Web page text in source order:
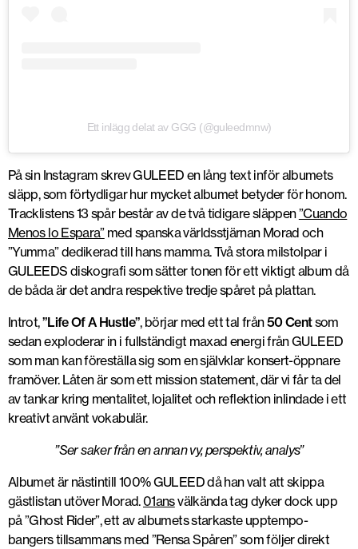
Ett inlägg delat av GGG (@guleedmnw)
På sin Instagram skrev GULEED en lång text inför albumets
släpp, som förtydligar hur mycket albumet betyder för honom.
Tracklistens 13 spår består av de två tidigare släppen”Cuando
Menos lo Espara”med spanska världsstjärnan Morad och
”Yumma” dedikerad till hans mamma. Två stora milstolpar i
GULEEDS diskografi som sätter tonen för ett viktigt album då
de båda är det andra respektive tredje spåret på plattan.
Introt,”Life Of A Hustle”, börjar med ett tal från50 Centsom
sedan exploderar in i fullständigt maxad energi från GULEED
som man kan föreställa sig som en självklar konsert-öppnare
framöver. Låten är som ett mission statement, där vi får ta del
av tankar kring mentalitet, lojalitet och reflektion inlindade i ett
kreativt använt vokabulär.
”Ser saker från en annan vy, perspektiv, analys”
Albumet är nästintill 100% GULEED då han valt att skippa
gästlistan utöver Morad.01ansvälkända tag dyker dock upp
på ”Ghost Rider”, ett av albumets starkaste upptempo-
bangers tillsammans med ”Rensa Spåren” som följer direkt